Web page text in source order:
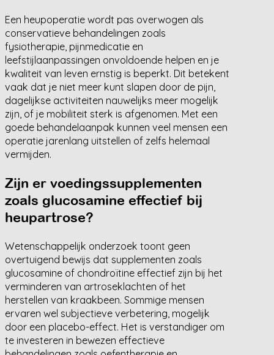
Een heupoperatie wordt pas overwogen als
conservatieve behandelingen zoals
fysiotherapie, pijnmedicatie en
leefstijlaanpassingen onvoldoende helpen en je
kwaliteit van leven ernstig is beperkt. Dit betekent
vaak dat je niet meer kunt slapen door de pijn,
dagelijkse activiteiten nauwelijks meer mogelijk
zijn, of je mobiliteit sterk is afgenomen. Met een
goede behandelaanpak kunnen veel mensen een
operatie jarenlang uitstellen of zelfs helemaal
vermijden.
Zijn er voedingssupplementen
zoals glucosamine effectief bij
heupartrose?
Wetenschappelijk onderzoek toont geen
overtuigend bewijs dat supplementen zoals
glucosamine of chondroïtine effectief zijn bij het
verminderen van artroseklachten of het
herstellen van kraakbeen. Sommige mensen
ervaren wel subjectieve verbetering, mogelijk
door een placebo-effect. Het is verstandiger om
te investeren in bewezen effectieve